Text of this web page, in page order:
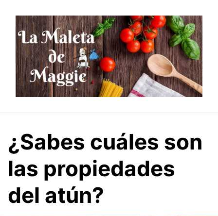
contenido
¿Sabes cuáles son
las propiedades
del atún?